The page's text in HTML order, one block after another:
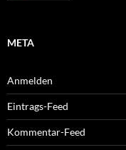
META
Anmelden
Eintrags-Feed
Kommentar-Feed